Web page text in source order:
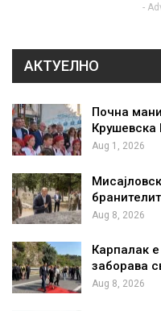
-
АКТУЕЛНО
Почна
Крушевска
Aug 1, 2026
Aug 8, 2026
Карпалак
заборава
Aug 8, 2026